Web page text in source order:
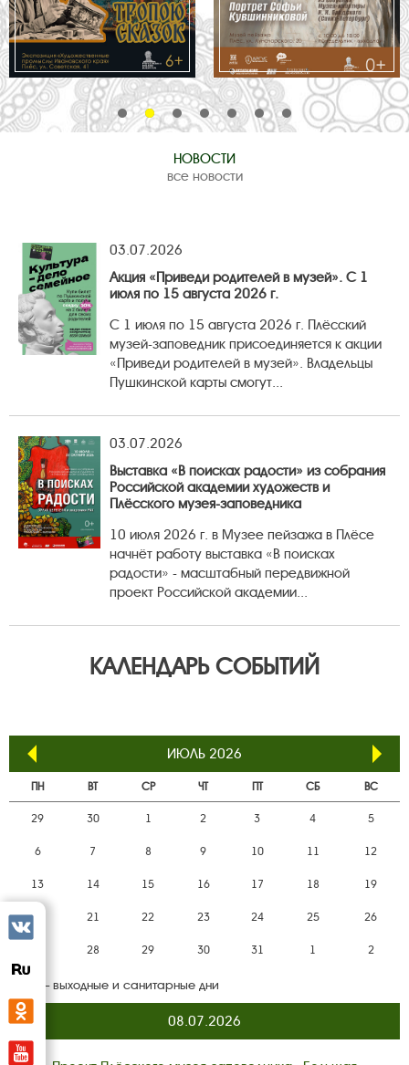
НОВОСТИ
все новости
03.07.2026
Акция «Приведи родителей в музей». С 1
июля по 15 августа 2026 г.
С 1 июля по 15 августа 2026 г. Плёсский
музей-заповедник присоединяется к акции
«Приведи родителей в музей». Владельцы
Пушкинской карты смогут...
03.07.2026
Выставка «В поисках радости» из собрания
Российской академии художеств и
Плёсского музея-заповедника
10 июля 2026 г. в Музее пейзажа в Плёсе
начнёт работу выставка «В поисках
радости» - масштабный передвижной
проект Российской академии...
КАЛЕНДАРЬ СОБЫТИЙ
ИЮЛЬ 2026
ПН ВТ СР ЧТ ПТ СБ ВС
29 30 1 2 3 4 5
6 7 8 9 10 11 12
13 14 15 16 17 18 19
20 21 22 23 24 25 26
28 29 30 31 1 2
— выходные и санитарные дни
08.07.2026
Вконтакте
Одноклассники
YouTube